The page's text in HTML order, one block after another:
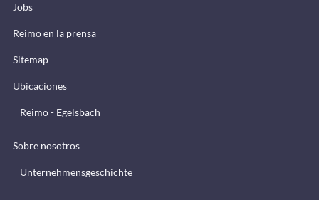
Jobs
Reimo en la prensa
Sitemap
Ubicaciones
Reimo - Egelsbach
Sobre nosotros
Unternehmensgeschichte